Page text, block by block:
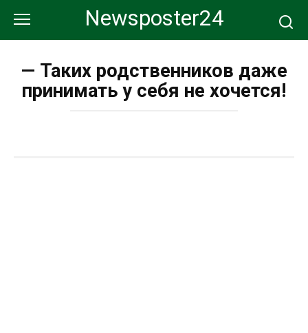
контенту
Newsposter24
— Таких родственников даже
принимать у себя не хочется!